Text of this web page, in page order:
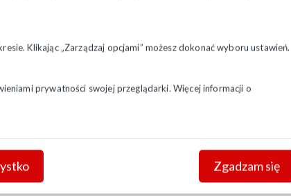
Klikając „Zarządzaj opcjami” możesz dokonać wyboru ustawień.
prywatności swojej przeglądarki. Więcej informacji o
Zgadzam się